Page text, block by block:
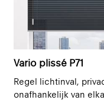
Vario plissé P71
Regel lichtinval,
onafhankelijk van